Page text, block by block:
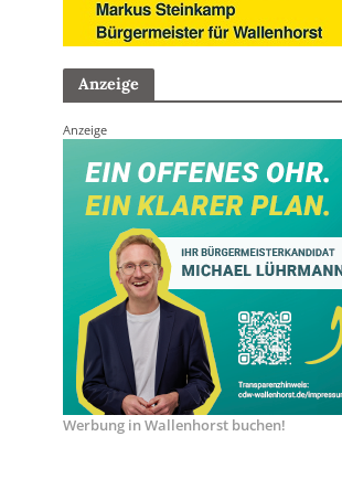
Anzeige
Anzeige
Werbung in Wallenhorst buchen!